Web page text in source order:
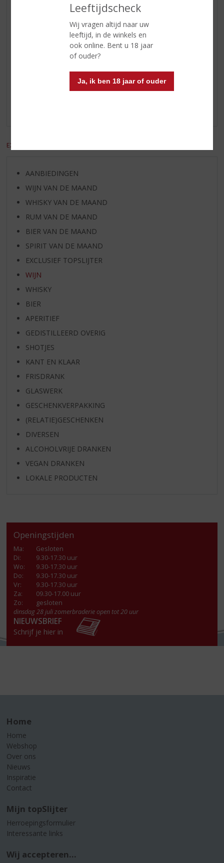
Leeftijdscheck
Wij vragen altijd naar uw
leeftijd, in de winkels en
ook online. Bent u 18 jaar
of ouder?
Ja, ik ben 18 jaar of ouder
Voorgerechten met vlees, pasta
funghi porcini, wild, BBQ en
medium rijpe kazen.
Reviews
Schrijf een review
EXCL. BTW
AANBIEDINGEN
WIJN VAN DE MAAND
WHISKY VAN DE MAAND
RUM VAN DE MAAND
BIER VAN DE MAAND
SPIRIT VAN DE MAAND
EXCLUSIEF TOPSLIJTER
WIJN
WHISKY
BIER
APERITIEF
GEDISTILLEERD OVERIG
SHOTJES
KANT EN KLAAR
FRISDRANK
GLASWERK
GESCHENKVERPAKKING
(RELATIE)GESCHENKEN
DIVERSEN
ALCOHOLVRIJE DRANKEN
VEGAN DRANKEN
LOKALE PRODUCTEN
Openingstijden
Ma:
Gesloten
Di:
9.30-17.30 uur
Wo:
9.30-17.30 uur
Do:
9.30-17.30 uur
Vr:
9.30-17.30 uur
Za:
09.30-17.00 uur
Zo:
gesloten
dinsdag 28 juli zomerbraderie open tot 20 uur
NIEUWSBRIEF
Schrijf je hier in
Home
Home
Webshop
Over ons
Nieuws
Inspiratie
Contact
Mijn topSlijter
Herroepingsformulier
Interessante links
Wij accepteren...